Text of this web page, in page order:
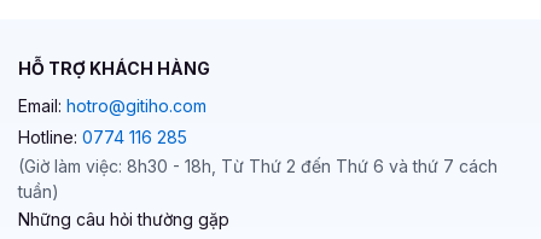
HỖ TRỢ KHÁCH HÀNG
Email: hotro@gitiho.com
Hotline: 0774 116 285
(Giờ làm việc: 8h30 - 18h, Từ Thứ 2 đến Thứ 6 và thứ 7 cách
tuần)
Những câu hỏi thường gặp